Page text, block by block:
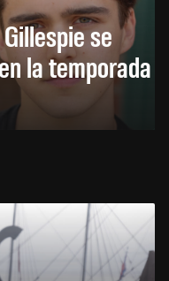
se
la temporada